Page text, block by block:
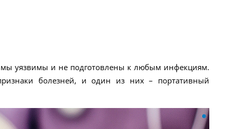
мы уязвимы и не подготовлены к любым инфекциям.
болезней, и один из них – портативный